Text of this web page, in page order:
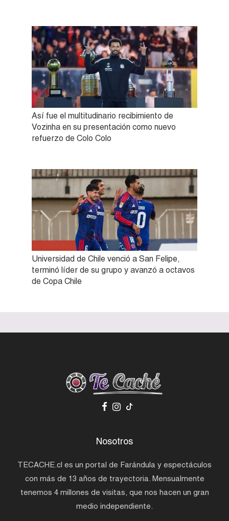
Así fue el multitudinario recibimiento de
Vozinha en su presentación como nuevo
refuerzo de Colo Colo
Universidad de Chile venció a San Felipe,
terminó líder de su grupo y avanzó a octavos
de Copa Chile
Nosotros
TECACHE.cl es un portal de Farándula y espectáculos
con más de 13 años de trayectoria. Mensualmente
tenemos 4 millones de visitas, que nos hacen un gran
medio independiente.